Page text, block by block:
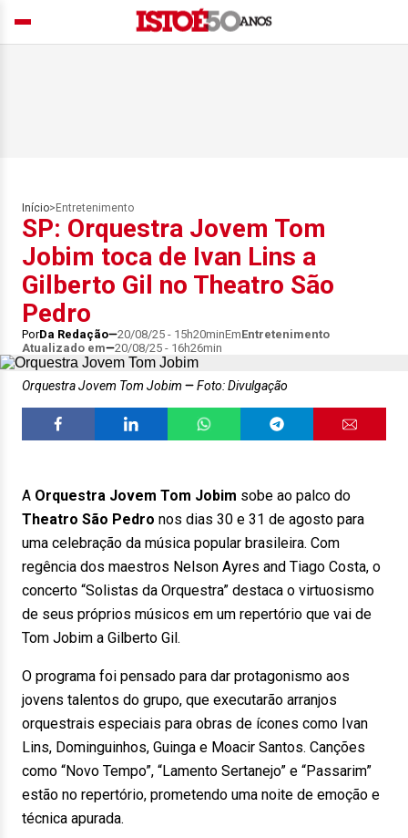
Início> Entretenimento
SP: Orquestra Jovem Tom
Jobim toca de Ivan Lins a
Gilberto Gil no Theatro São
Pedro
PorDa Redação 20/08/25 - 15h20minEmEntretenimento
Atualizado em
20/08/25 - 16h26min
Orquestra Jovem Tom Jobim Foto: Divulgação
A Orquestra Jovem Tom Jobim sobe ao palco do
Theatro São Pedro nos dias 30 e 31 de agosto para
uma celebração da música popular brasileira. Com
regência dos maestros Nelson Ayres and Tiago Costa, o
concerto “Solistas da Orquestra” destaca o virtuosismo
de seus próprios músicos em um repertório que vai de
Tom Jobim a Gilberto Gil.
O programa foi pensado para dar protagonismo aos
jovens talentos do grupo, que executarão arranjos
orquestrais especiais para obras de ícones como Ivan
Lins, Dominguinhos, Guinga e Moacir Santos. Canções
como “Novo Tempo”, “Lamento Sertanejo” e “Passarim”
estão no repertório, prometendo uma noite de emoção e
técnica apurada.